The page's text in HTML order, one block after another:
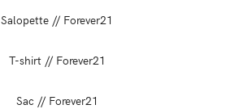
Salopette // Forever21
T-shirt // Forever21
Sac // Forever21